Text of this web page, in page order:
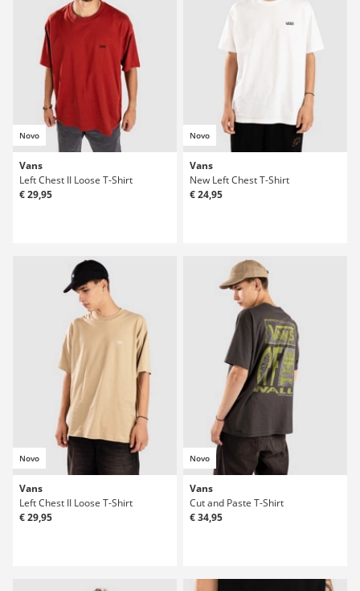
Novo
Vans
Left Chest II Loose T-Shirt
€ 29,95
Novo
Vans
New Left Chest T-Shirt
€ 24,95
Novo
Vans
Left Chest II Loose T-Shirt
€ 29,95
Novo
Vans
Cut and Paste T-Shirt
€ 34,95